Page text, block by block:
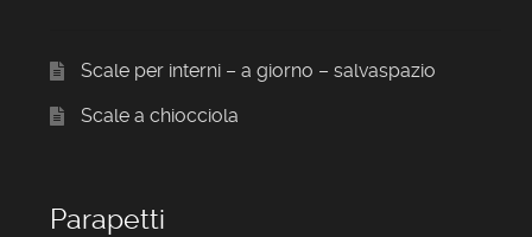
Scale per interni – a giorno – salvaspazio
Scale a chiocciola
Parapetti